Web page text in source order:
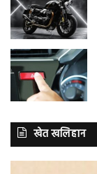
खेत खलिहान